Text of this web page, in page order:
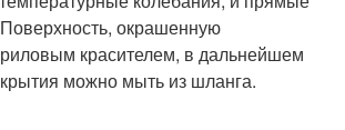
окрашенную
красителем, в дальнейшем
можно мыть из шланга.